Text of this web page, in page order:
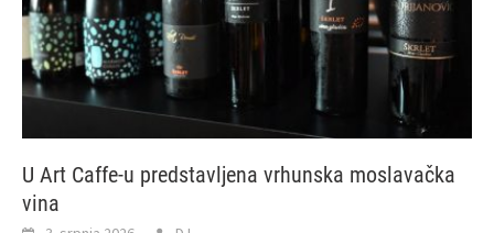
U Art Caffe-u predstavljena vrhunska moslavačka
vina